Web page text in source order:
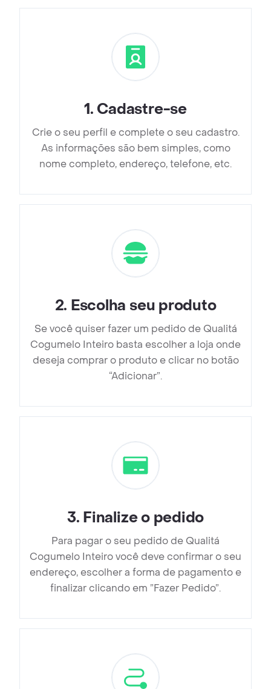
1. Cadastre-se
Crie o seu perfil e complete o seu cadastro.
As informações são bem simples, como
nome completo, endereço, telefone, etc.
2. Escolha seu produto
Se você quiser fazer um pedido de Qualitá
Cogumelo Inteiro basta escolher a loja onde
deseja comprar o produto e clicar no botão
“Adicionar”.
3. Finalize o pedido
Para pagar o seu pedido de Qualitá
Cogumelo Inteiro você deve confirmar o seu
endereço, escolher a forma de pagamento e
finalizar clicando em ”Fazer Pedido”.